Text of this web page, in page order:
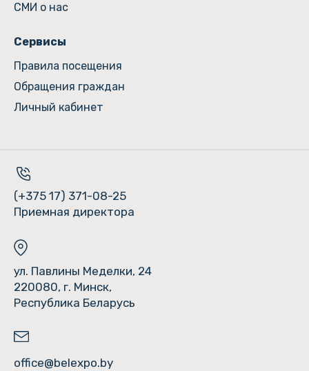
СМИ о нас
Сервисы
Правила посещения
Обращения граждан
Личный кабинет
(+375 17) 371-08-25
Приемная директора
ул. Павлины Меделки, 24
220080, г. Минск,
Республика Беларусь
office@belexpo.by